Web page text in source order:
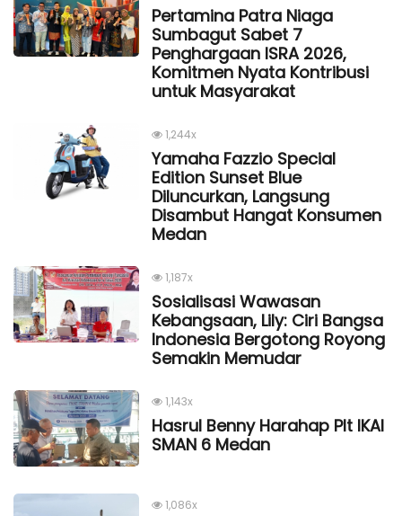
Pertamina Patra Niaga
Sumbagut Sabet 7
Penghargaan ISRA 2026,
Komitmen Nyata Kontribusi
untuk Masyarakat
1,244x
Yamaha Fazzio Special
Edition Sunset Blue
Diluncurkan, Langsung
Disambut Hangat Konsumen
Medan
1,187x
Sosialisasi Wawasan
Kebangsaan, Lily: Ciri Bangsa
Indonesia Bergotong Royong
Semakin Memudar
1,143x
Hasrul Benny Harahap Plt IKAl
SMAN 6 Medan
1,086x